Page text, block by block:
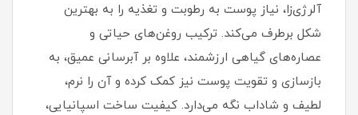
آلرژی‌زا، نیاز پوست به رطوبت و تغذیه را به بهترین
شکل برطرف می‌کند. ترکیب روغن‌های حیاتی و
عصاره‌های گیاهی ارزشمند، علاوه بر آبرسانی عمیق، به
بازسازی و تقویت پوست نیز کمک کرده و آن را نرم،
لطیف و شاداب نگه می‌دارد. کیفیت ساخت اسپانیایی،